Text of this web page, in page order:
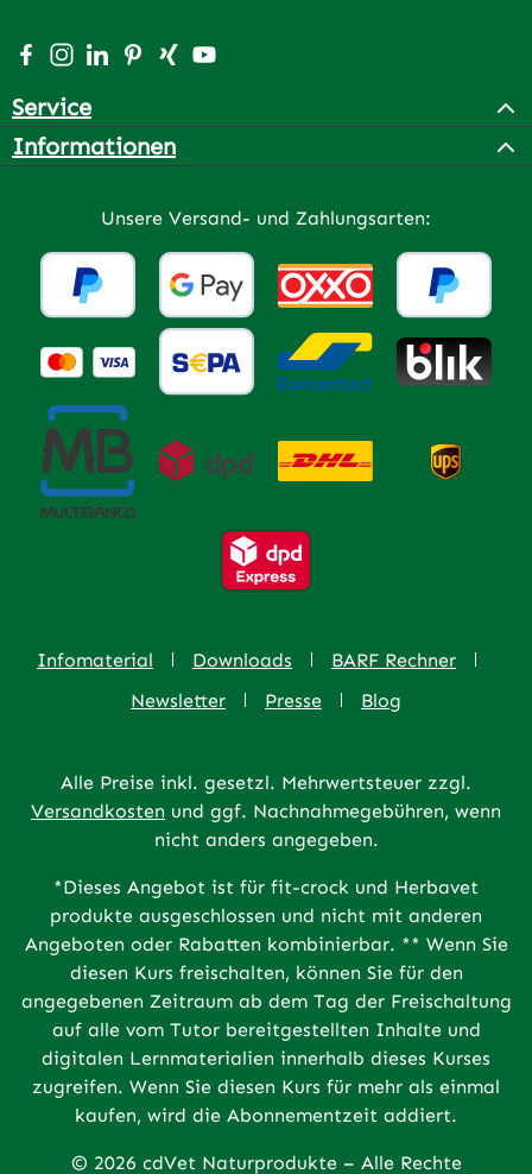
Besuche uns auf Facebook – öffnet in neuem Tab
Schau auf Instagram vorbei – öffnet in neuem Tab
Vernetze dich mit uns auf LinkedIn – öffnet in
Lass dich auf Pinterest inspirieren – öffnet
Vernetze dich mit uns auf Xing – öffnet
Sieh dir unsere Videos auf YouTube
Service
Informationen
Unsere Versand- und Zahlungsarten:
Infomaterial Downloads
BARF Rechner
Newsletter
Presse Blog
Alle Preise inkl. gesetzl. Mehrwertsteuer zzgl.
Versandkosten und ggf. Nachnahmegebühren, wenn
nicht anders angegeben.
*Dieses Angebot ist für fit-crock und Herbavet
produkte ausgeschlossen und nicht mit anderen
Angeboten oder Rabatten kombinierbar. ** Wenn Sie
diesen Kurs freischalten, können Sie für den
angegebenen Zeitraum ab dem Tag der Freischaltung
auf alle vom Tutor bereitgestellten Inhalte und
digitalen Lernmaterialien innerhalb dieses Kurses
zugreifen. Wenn Sie diesen Kurs für mehr als einmal
kaufen, wird die Abonnementzeit addiert.
© 2026 cdVet Naturprodukte – Alle Rechte